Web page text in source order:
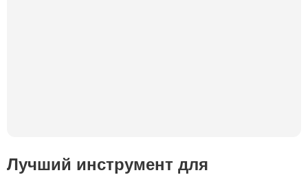
Лучший инструмент для